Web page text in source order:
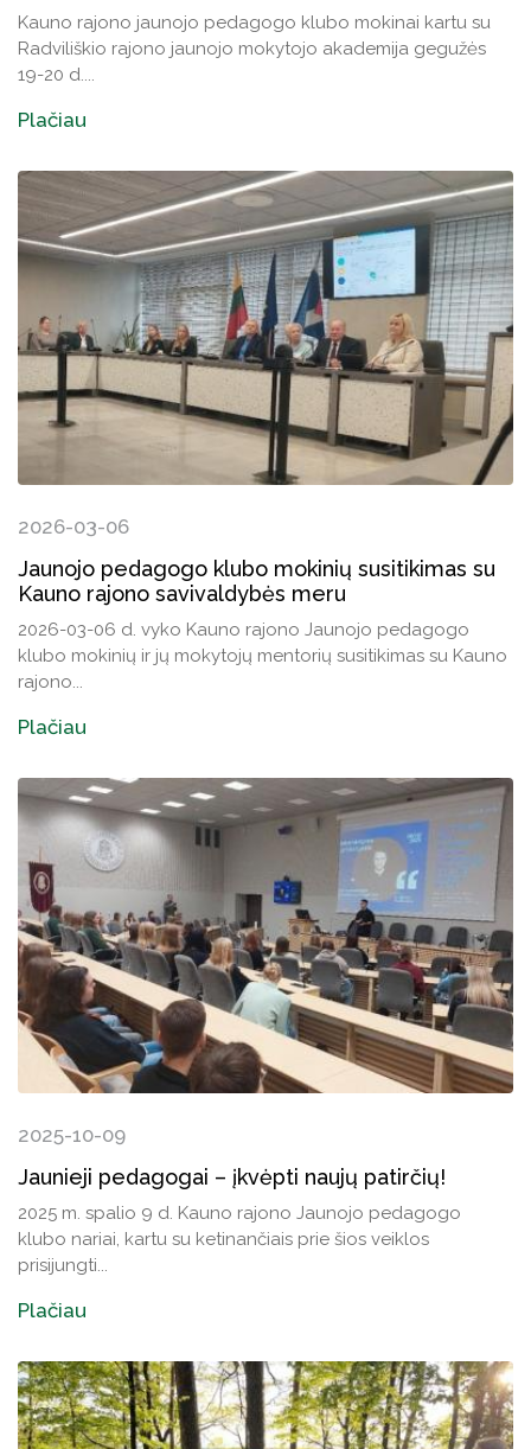
Kauno rajono jaunojo pedagogo klubo mokinai kartu su
Radviliškio rajono jaunojo mokytojo akademija gegužės
19-20 d....
Plačiau
2026-03-06
Jaunojo pedagogo klubo mokinių susitikimas su
Kauno rajono savivaldybės meru
2026-03-06 d. vyko Kauno rajono Jaunojo pedagogo
klubo mokinių ir jų mokytojų mentorių susitikimas su Kauno
rajono...
Plačiau
2025-10-09
Jaunieji pedagogai – įkvėpti naujų patirčių!
2025 m. spalio 9 d. Kauno rajono Jaunojo pedagogo
klubo nariai, kartu su ketinančiais prie šios veiklos
prisijungti...
Plačiau